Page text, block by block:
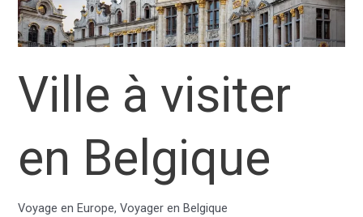
Ville à visiter
en Belgique
Voyage en Europe,Voyager en Belgique